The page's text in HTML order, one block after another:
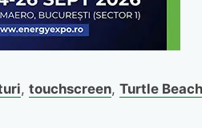
, touchscreen, Turtle Beach